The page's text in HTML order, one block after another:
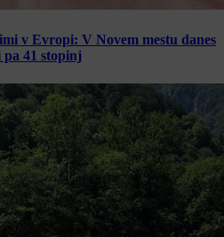
v Evropi: V Novem mestu danes
41 stopinj